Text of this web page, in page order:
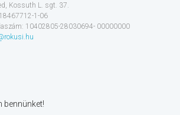
Kossuth L. sgt. 37.
1-06
10402805-28030694- 00000000
bennünket!